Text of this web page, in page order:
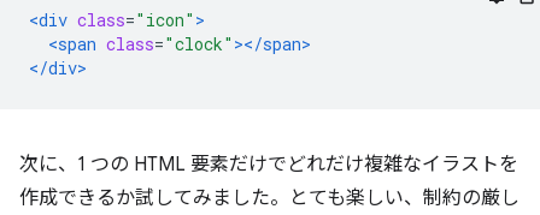
<div class="icon" >
<span class="clock" ></span>
</div>
次に、1 つの HTML 要素だけでどれだけ複雑なイラストを
作成できるか試してみました。とても楽しい、制約の厳し